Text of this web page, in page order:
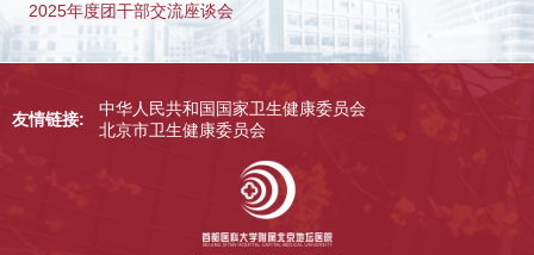
2025年度团干部交流座谈会
友情链接:
中华人民共和国国家卫生健康委员会
北京市卫生健康委员会